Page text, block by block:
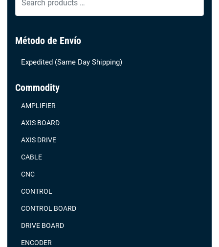
products
Método de Envío
Expedited (Same Day Shipping)
Commodity
AMPLIFIER
AXIS BOARD
AXIS DRIVE
CABLE
CNC
CONTROL
CONTROL BOARD
DRIVE BOARD
ENCODER